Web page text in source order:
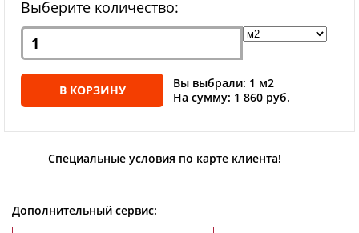
Выберите количество:
В КОРЗИНУ
Вы выбрали: 1 м2
На сумму: 1 860 руб.
Специальные условия по карте клиента!
Дополнительный сервис: